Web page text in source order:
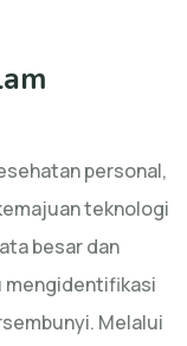
personal,
teknologi
besar dan
mengidentifikasi
Melalui